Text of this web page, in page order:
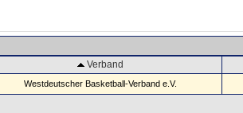
Verband
Westdeutscher Basketball-Verband e.V.